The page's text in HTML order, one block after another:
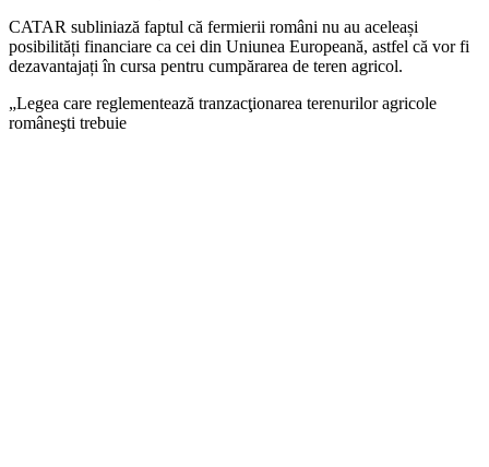
CATAR subliniază faptul că fermierii români nu au aceleași
posibilități financiare ca cei din Uniunea Europeană, astfel că vor fi
dezavantajați în cursa pentru cumpărarea de teren agricol.
„Legea care reglementează tranzacţionarea terenurilor agricole
româneşti trebuie